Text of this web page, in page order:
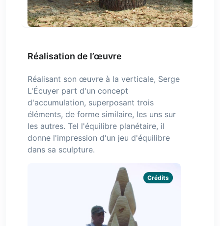
Réalisation de l’œuvre
Réalisant son œuvre à la verticale, Serge
L'Écuyer part d'un concept
d'accumulation, superposant trois
éléments, de forme similaire, les uns sur
les autres. Tel l'équilibre planétaire, il
donne l'impression d'un jeu d'équilibre
dans sa sculpture.
Crédits